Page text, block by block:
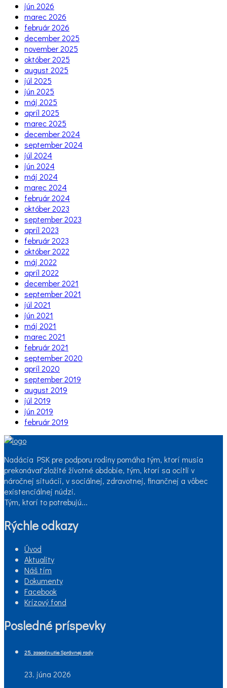
jún 2026
marec 2026
február 2026
december 2025
november 2025
október 2025
august 2025
júl 2025
jún 2025
máj 2025
apríl 2025
marec 2025
december 2024
september 2024
júl 2024
jún 2024
máj 2024
marec 2024
február 2024
október 2023
september 2023
apríl 2023
február 2023
október 2022
máj 2022
apríl 2022
december 2021
september 2021
júl 2021
jún 2021
máj 2021
marec 2021
február 2021
september 2020
apríl 2020
september 2019
august 2019
júl 2019
jún 2019
február 2019
Nadácia PSK pre podporu rodiny pomáha tým, ktorí musia
prekonávať zložité životné obdobie, tým, ktorí sa ocitli v
náročnej situácii, v sociálnej, zdravotnej, finančnej a vôbec
existenciálnej núdzi.
Tým, ktorí to potrebujú...
Rýchle odkazy
Úvod
Aktuality
Náš tím
Dokumenty
Facebook
Krízový fond
Posledné príspevky
25. zasadnutie Správnej rady
23. júna 2026